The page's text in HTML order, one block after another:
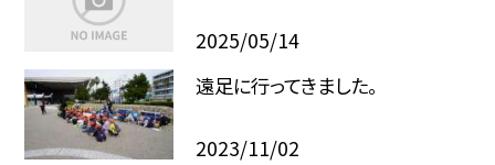
2025/05/14
遠足に行ってきました。
2023/11/02